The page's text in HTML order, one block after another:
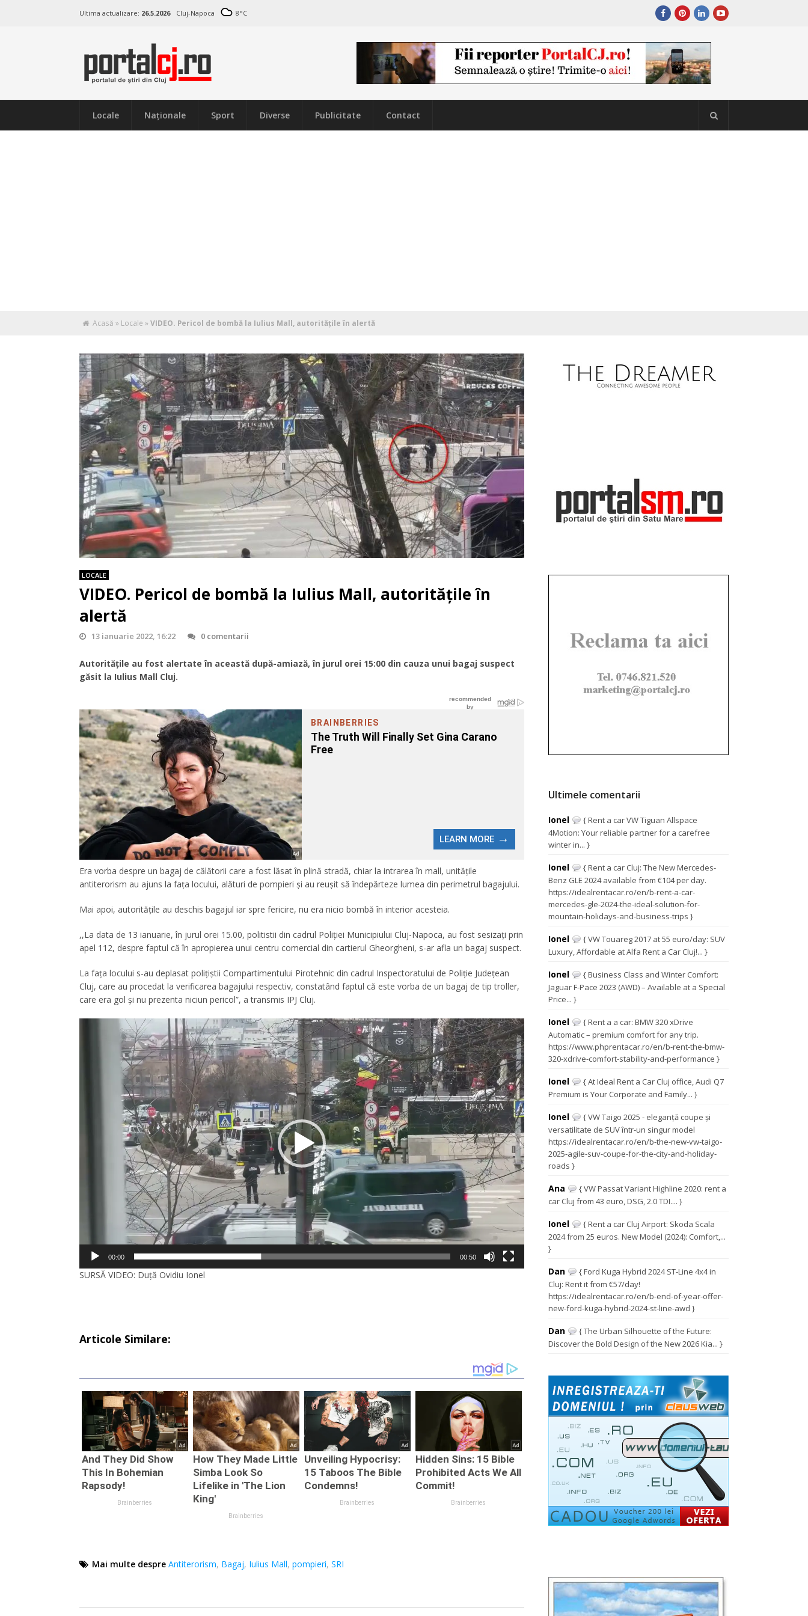
Ultima actualizare: 26.5.2026 Cluj-Napoca 8°C
Locale Naţionale Sport Diverse Publicitate Contact
Acasă » Locale »VIDEO. Pericol de bombă la Iulius Mall, autoritățile în alertă
LOCALE
VIDEO. Pericol de bombă la Iulius Mall, autoritățile în
alertă
13 ianuarie 2022, 16:22 0 comentarii
Autoritățile au fost alertate în această după-amiază, în jurul orei 15:00 din cauza unui bagaj suspect
găsit la Iulius Mall Cluj.
Era vorba despre un bagaj de călătorii care a fost lăsat în plină stradă, chiar la intrarea în mall, unitățile
antiterorism au ajuns la fața locului, alături de pompieri și au reușit să îndepărteze lumea din perimetrul bagajului.
Mai apoi, autoritățile au deschis bagajul iar spre fericire, nu era nicio bombă în interior acesteia.
,,La data de 13 ianuarie, în jurul orei 15.00, politistii din cadrul Poliției Municipiului Cluj-Napoca, au fost sesizați prin
apel 112, despre faptul că în apropierea unui centru comercial din cartierul Gheorgheni, s-ar afla un bagaj suspect.
La fața locului s-au deplasat polițiștii Compartimentului Pirotehnic din cadrul Inspectoratului de Poliție Județean
Cluj, care au procedat la verificarea bagajului respectiv, constatând faptul că este vorba de un bagaj de tip troller,
care era gol și nu prezenta niciun pericol”, a transmis IPJ Cluj.
00:00 00:50
SURSĂ VIDEO: Duţă Ovidiu Ionel
Articole Similare:
Mai multe despre Antiterorism, Bagaj, Iulius Mall, pompieri, SRI
Ultimele comentarii
Ionel
{ Rent a car VW Tiguan Allspace
4Motion: Your reliable partner for a carefree
winter in... }
Ionel
{ Rent a car Cluj: The New Mercedes-
Benz GLE 2024 available from €104 per day.
https://idealrentacar.ro/en/b-rent-a-car-
mercedes-gle-2024-the-ideal-solution-for-
mountain-holidays-and-business-trips }
Ionel
{ VW Touareg 2017 at 55 euro/day: SUV
Luxury, Affordable at Alfa Rent a Car Cluj!... }
Ionel
{ Business Class and Winter Comfort:
Jaguar F-Pace 2023 (AWD) – Available at a Special
Price... }
Ionel
{ Rent a a car: BMW 320 xDrive
Automatic – premium comfort for any trip.
https://www.phprentacar.ro/en/b-rent-the-bmw-
320-xdrive-comfort-stability-and-performance }
Ionel
{ At Ideal Rent a Car Cluj office, Audi Q7
Premium is Your Corporate and Family... }
Ionel
{ VW Taigo 2025 - eleganță coupe și
versatilitate de SUV într-un singur model
https://idealrentacar.ro/en/b-the-new-vw-taigo-
2025-agile-suv-coupe-for-the-city-and-holiday-
roads }
Ana
{ VW Passat Variant Highline 2020: rent a
car Cluj from 43 euro, DSG, 2.0 TDI.... }
Ionel
{ Rent a car Cluj Airport: Skoda Scala
2024 from 25 euros. New Model (2024): Comfort,...
}
Dan
{ Ford Kuga Hybrid 2024 ST-Line 4x4 in
Cluj: Rent it from €57/day!
https://idealrentacar.ro/en/b-end-of-year-offer-
new-ford-kuga-hybrid-2024-st-line-awd }
Dan
{ The Urban Silhouette of the Future:
Discover the Bold Design of the New 2026 Kia... }